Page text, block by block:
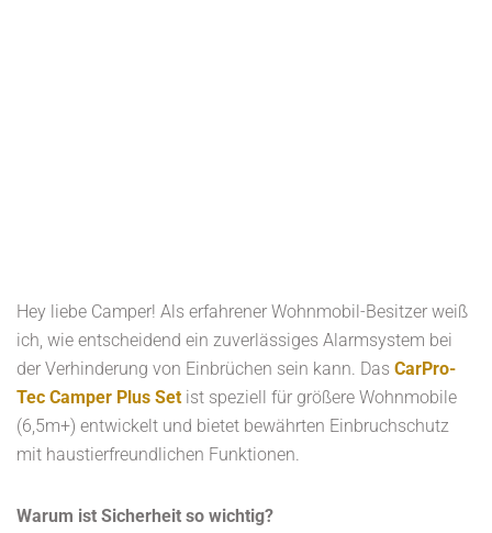
Hey liebe Camper! Als erfahrener Wohnmobil-Besitzer weiß
ich, wie entscheidend ein zuverlässiges Alarmsystem bei
der Verhinderung von Einbrüchen sein kann. Das CarPro-
Tec Camper Plus Set ist speziell für größere Wohnmobile
(6,5m+) entwickelt und bietet bewährten Einbruchschutz
mit haustierfreundlichen Funktionen.
Warum ist Sicherheit so wichtig?